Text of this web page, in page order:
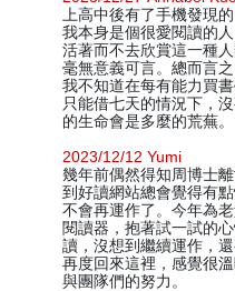
上高中後有了手機發現
我本身是個很愛閱讀的
活著而不去欣賞這一種
毫無意義可言。總而言之
我不知道在每有能力買
只能借七天的情況下，
的生命會是多麼的荒蕪。
2023/12/12 Yumi
幾年前偶然得知周博士
到好讀網站總會覺得有
不會再運作了。今年為
閱讀器，抱著試一試的
讀，沒想到繼續運作，
再度回來這裡，感覺很
與團隊們的努力。